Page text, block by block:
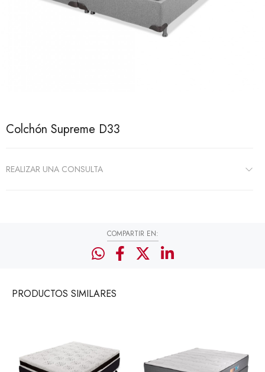
Colchón Supreme D33
REALIZAR UNA CONSULTA
COMPARTIR EN:
PRODUCTOS SIMILARES